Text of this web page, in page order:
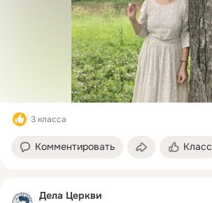
отправились в путь. В селе,
куда он направлялся, его
уже ждали. Кто-то у окна,
кто-то прямо у дороги. Он
раздал тёплые вещи и в тот
же вечер отслужил молебен,
в первый раз за долгое
время в этом селе.
3 класса
Комментировать Класс
Дела Церкви